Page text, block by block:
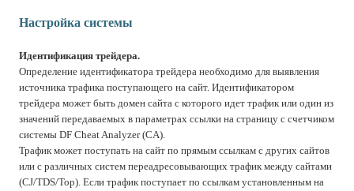
Настройка системы
Идентификация трейдера.
Определение идентификатора трейдера необходимо для выявления
источника трафика поступающего на сайт. Идентификатором
трейдера может быть домен сайта с которого идет трафик или один из
значений передаваемых в параметрах ссылки на страницу с счетчиком
системы DF Cheat Analyzer (CA).
Трафик может поступать на сайт по прямым ссылкам с других сайтов
или с различных систем переадресовывающих трафик между сайтами
(CJ/TDS/Top). Если трафик поступает по ссылкам установленным на